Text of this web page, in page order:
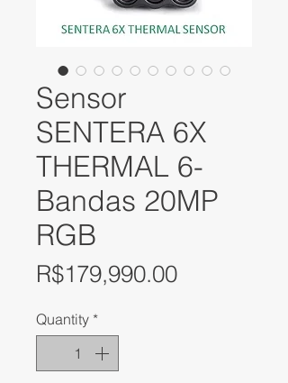
Sensor
SENTERA 6X
THERMAL 6-
Bandas 20MP
RGB
R$179,990.00Price
Quantity *